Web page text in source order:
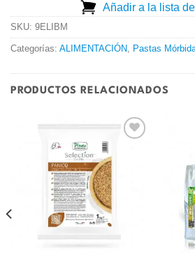
Añadir a la lista
SKU: 9ELIBM
Categorías: ALIMENTACIÓN Pastas
PRODUCTOS RELACIONADOS